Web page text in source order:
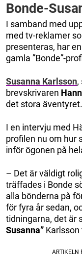
Bonde-
I samband med
med tv-reklamer
presenteras, har
gamla ”Bonde”-
Susanna Karlsson,
brevskrivaren
det stora äventyret.
I en intervju med
profilen nu om hur
inför ögonen på
– Det är väldigt
träffades i Bonde
alla bönderna på
för fyra år sedan,
tidningarna, det är
Susanna” Karlsson